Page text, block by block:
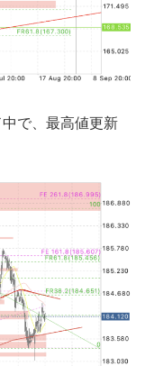
で、最高値更新